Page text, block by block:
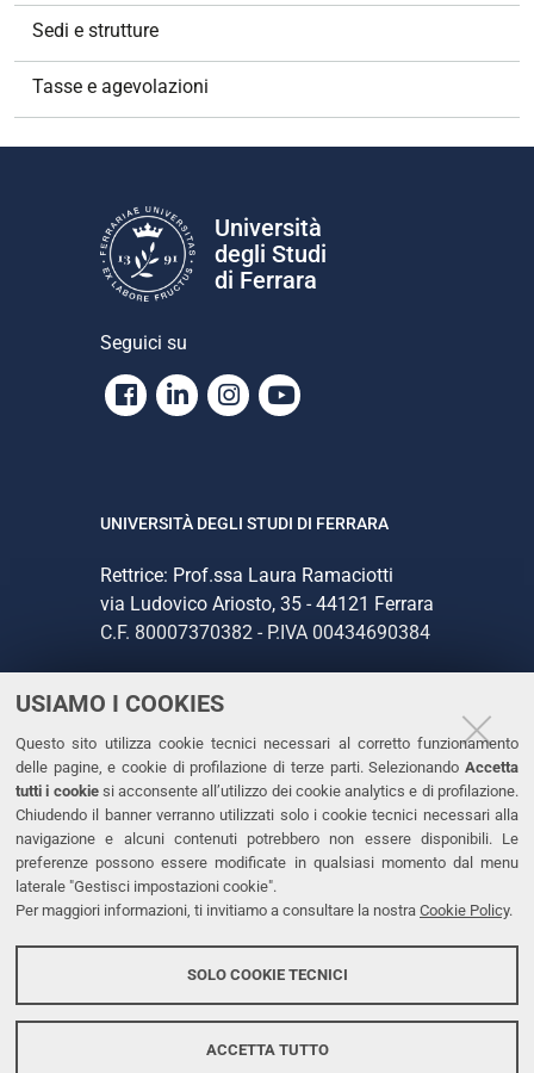
USIAMO I COOKIES
Questo sito utilizza cookie tecnici necessari al corretto funzionamento
delle pagine, e cookie di profilazione di terze parti. Selezionando Accetta
tutti i cookiesi acconsente all’utilizzo dei cookie analytics e di profilazione.
Chiudendo il banner verranno utilizzati solo i cookie tecnici necessari alla
navigazione e alcuni contenuti potrebbero non essere disponibili. Le
preferenze possono essere modificate in qualsiasi momento dal menu
laterale "Gestisci impostazioni cookie".
Per maggiori informazioni, ti invitiamo a consultare la nostra Cookie Policy.
SOLO COOKIE TECNICI
ACCETTA TUTTO
Sedi e strutture
Tasse e agevolazioni
Università
degli Studi
di Ferrara
Seguici su
Facebook
LinkedinInstagram
Youtube
UNIVERSITÀ DEGLI STUDI DI FERRARA
Rettrice: Prof.ssa Laura Ramaciotti
via Ludovico Ariosto, 35 - 44121 Ferrara
C.F. 80007370382 - P.IVA 00434690384
CONTATTI
Tel. +39 0532 293111
Fax. +39 0532 293031
PEC
LINKS
Dichiarazione di accessibilità
Protezione dati personali